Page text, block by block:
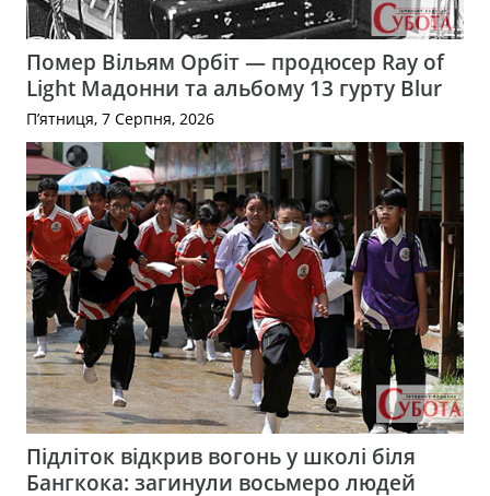
Помер Вільям Орбіт — продюсер Ray of
Light Мадонни та альбому 13 гурту Blur
П’ятниця, 7 Серпня, 2026
Підліток відкрив вогонь у школі біля
Бангкока: загинули восьмеро людей